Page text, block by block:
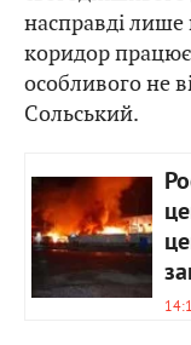
насправді
коридор
особливого не
Сольський.